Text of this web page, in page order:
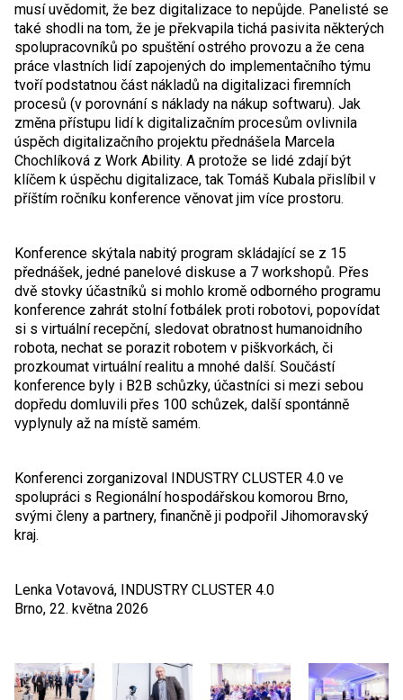
musí uvědomit, že bez digitalizace to nepůjde. Panelisté se
také shodli na tom, že je překvapila tichá pasivita některých
spolupracovníků po spuštění ostrého provozu a že cena
práce vlastních lidí zapojených do implementačního týmu
tvoří podstatnou část nákladů na digitalizaci firemních
procesů (v porovnání s náklady na nákup softwaru). Jak
změna přístupu lidí k digitalizačním procesům ovlivnila
úspěch digitalizačního projektu přednášela Marcela
Chochlíková z Work Ability. A protože se lidé zdají být
klíčem k úspěchu digitalizace, tak Tomáš Kubala přislíbil v
příštím ročníku konference věnovat jim více prostoru.
Konference skýtala nabitý program skládající se z 15
přednášek, jedné panelové diskuse a 7 workshopů. Přes
dvě stovky účastníků si mohlo kromě odborného programu
konference zahrát stolní fotbálek proti robotovi, popovídat
si s virtuální recepční, sledovat obratnost humanoidního
robota, nechat se porazit robotem v piškvorkách, či
prozkoumat virtuální realitu a mnohé další. Součástí
konference byly i B2B schůzky, účastníci si mezi sebou
dopředu domluvili přes 100 schůzek, další spontánně
vyplynuly až na místě samém.
Konferenci zorganizoval INDUSTRY CLUSTER 4.0 ve
spolupráci s Regionální hospodářskou komorou Brno,
svými členy a partnery, finančně ji podpořil Jihomoravský
kraj.
Lenka Votavová, INDUSTRY CLUSTER 4.0
Brno, 22. května 2026